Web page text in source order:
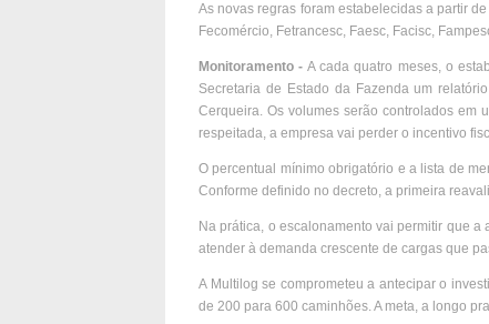
As novas regras foram estabelecidas a partir
Fecomércio, Fetrancesc, Faesc, Facisc,
Monitoramento - A cada quatro meses, o
Secretaria de Estado da Fazenda um
Cerqueira. Os volumes serão controlados em
respeitada, a empresa vai perder o incentivo
O percentual mínimo obrigatório e a lista de
Conforme definido no decreto, a primeira
Na prática, o escalonamento vai permitir que
atender à demanda crescente de cargas que
A Multilog se comprometeu a antecipar o
de 200 para 600 caminhões. A meta, a longo